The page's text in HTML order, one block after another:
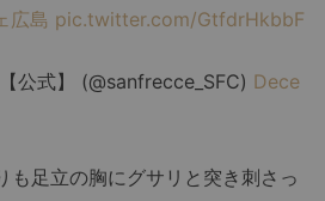
広島 pic.twitter.com/GtfdrHkbbF
公式】 (@sanfrecce_SFC) Dece
足立の胸にグサリと突き刺さっ